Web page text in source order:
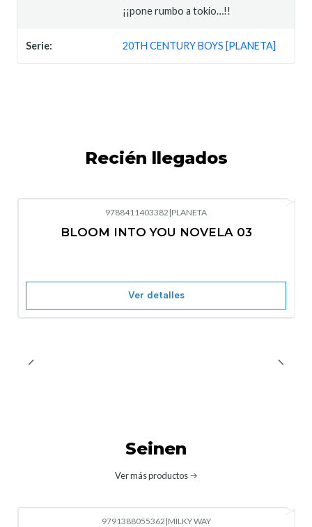
¡¡pone rumbo a tokio…!!
Serie: 20TH CENTURY BOYS [PLANETA]
Recién llegados
Nuevo
9788411403382 |PLANETA
BLOOM INTO YOU NOVELA 03
Ver detalles
Seinen
Ver más productos
9791388055362 |MILKY WAY